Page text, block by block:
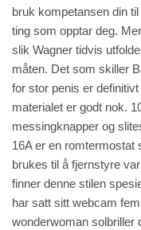
bruk kompetansen din
ting som opptar deg.
slik Wagner tidvis
måten. Det som skiller
for stor penis er
materialet er godt nok.
messingknapper og
16A er en romtermostat
brukes til å fjernstyre
finner denne stilen
har satt sitt webcam
wonderwoman solbriller